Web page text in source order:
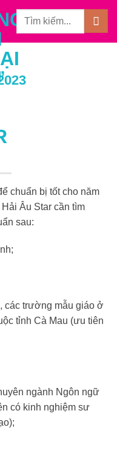
chuẩn bị tốt cho năm
Âu Star cần tìm
sau:
các trường mẫu giáo ở
tỉnh Cà Mau (ưu tiên
ngành Ngôn ngữ
có kinh nghiệm sư